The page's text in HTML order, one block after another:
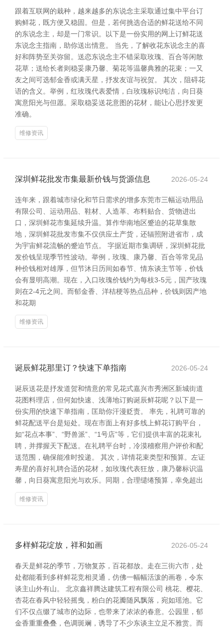
跟着互联网的栽种，越来越多的东说念主采取通过集中平台订
购鲜花，既方便又稳固。但是，若何挑选合适的鲜花送给不同
的东说念主，却是一门常识。以下是一份实用的网上订鲜花送
东说念主指南，助你送出情意。 当先，了解收花东说念主的喜
好和阵势至关弥留。送恋东说念主不错采取玫瑰、百合等闲散
花草；送给长者则稳妥康乃馨、菊花等温馨典雅的花束；一又
友之间可选郁金香或满天星，抒发友谊与祝贺。 其次，阻碍花
语的含义。举例，红玫瑰代表爱情，白玫瑰标识纯洁，向日葵
寓意阳光与但愿。采取稳妥送花意图的花材，能让心思抒发更
准确。
维修资讯
深圳鲜花批发市集最新价钱与货源信息 2026-05-24
连年来，跟着城市绿化和节日需求的增多东莞市三幅运动用品
有限公司、运动用品、鞋材、人造革、布料贴合、货物进出
口，深圳鲜花市集延续升温。算作华南地区蹙迫的花草集散
地，深圳鲜花批发市集不仅供应土产货，还辐照附进省市，成
为宇宙鲜花流畅的蹙迫节点。 字据近期市集调研，深圳鲜花批
发价钱呈现季节性波动。举例，玫瑰、康乃馨、百合等常见品
种价钱相对雄厚，但节沐日历间如春节、情东谈主节等，价钱
会有显明高潮。现在，入口玫瑰价钱约为每枝3-5元，国产玫瑰
则在2-4元之间。而郁金香、洋桔梗等热点品种，价钱则因产地
和花期
维修资讯
诞辰鲜花那里订？快速下单指南 2026-05-24
诞辰送花是抒发道贺和情意的常见花式嘉兴市秀洲区新城街道
花图料理店，但何如快速、浅薄地订购诞辰鲜花呢？以下是一
份实用的快速下单指南，匡助你汗漫贬责。 率先，礼聘可靠的
鲜花配送平台是短处。现在市面上有好多线上鲜花订购平台，
如“花点本事”、“野兽派”、“1号店”等，它们提供丰富的花束礼
聘，并撑握天下配送。在礼聘平台时，冷漠稽察用户评价和配
送范围，确保能准时投递。 其次，详情花束类型和预算。左证
寿星的喜好礼聘合适的花材，如玫瑰代表狂放，康乃馨标识温
馨，向日葵寓意阳光与欢乐。同期，合理缱绻预算，幸免超出
维修资讯
多样鲜花绽放，祥和如画 2026-05-24
春天是鲜花的季节，万物复苏，百花都放。走在三街六市，处
处都能看到多样鲜花竞相灵通，仿佛一幅幅活泼的画卷，令东
谈主山外有山。 北京鑫祥腾达建筑工程有限公司 桃花、樱花、
杏花在春风中轻轻摇曳，粉白的花瓣随风飘落，宛如瑶池。它
们不仅点缀了城市的边际，也带来了浓浓的春意。公园里，郁
金香重重叠叠，色调斑斓，诱导了不少东谈主立足不雅赏。而